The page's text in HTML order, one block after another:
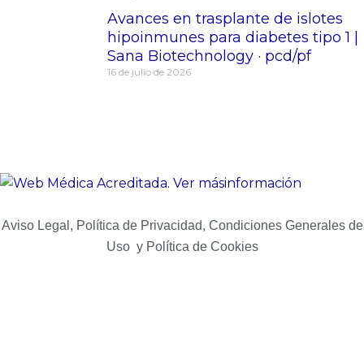
Avances en trasplante de islotes
hipoinmunes para diabetes tipo 1 |
Sana Biotechnology · pcd/pf
16 de julio de 2026
Aviso Legal, Política de Privacidad, Condiciones Generales de
Uso y Política de Cookies